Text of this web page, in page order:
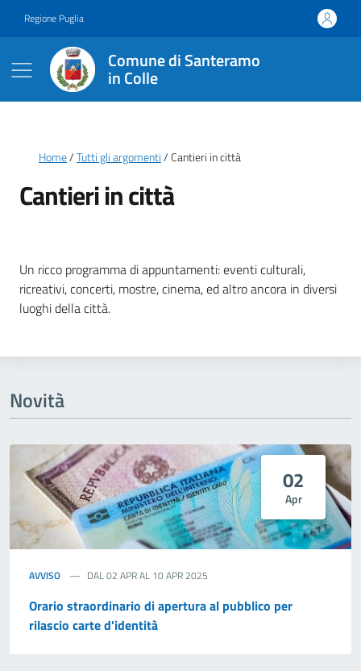
Regione Puglia
Comune di Santeramo
in Colle
Briciole di pane
Home Tutti gli argomenti Cantieri in città
Cantieri in città
Un ricco programma di appuntamenti: eventi culturali,
ricreativi, concerti, mostre, cinema, ed altro ancora in diversi
luoghi della città.
Novità
02
Apr
AVVISO DAL 02 APR AL 10 APR 2025
Orario straordinario di apertura al pubblico per
rilascio carte d'identità